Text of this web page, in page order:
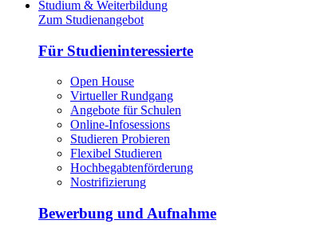
Studium & Weiterbildung
Zum Studienangebot
Für Studieninteressierte
Open House
Virtueller Rundgang
Angebote für Schulen
Online-Infosessions
Studieren Probieren
Flexibel Studieren
Hochbegabtenförderung
Nostrifizierung
Bewerbung und Aufnahme